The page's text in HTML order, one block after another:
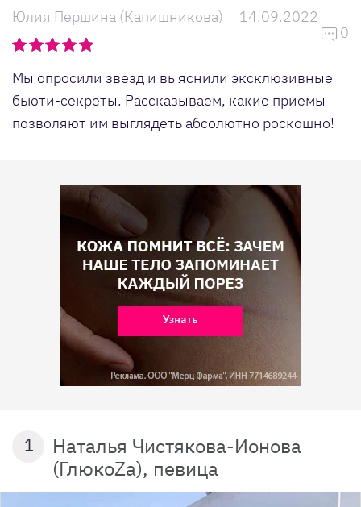
Юлия Першина (Капишникова)
14.09.2022
0
Мы опросили звезд и выяснили эксклюзивные
бьюти-секреты. Рассказываем, какие приемы
позволяют им выглядеть абсолютно роскошно!
1
Наталья Чистякова-Ионова
(ГлюкоZa), певица